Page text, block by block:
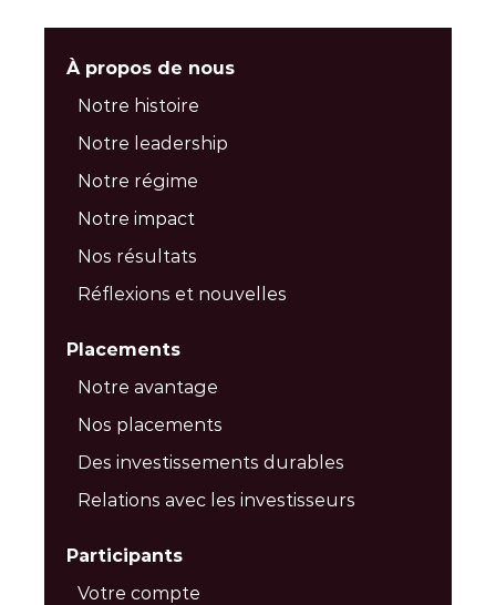
À propos de nous
Notre histoire
Notre leadership
Notre régime
Notre impact
Nos résultats
Réflexions et nouvelles
Placements
Notre avantage
Nos placements
Des investissements durables
Relations avec les investisseurs
Participants
Votre compte